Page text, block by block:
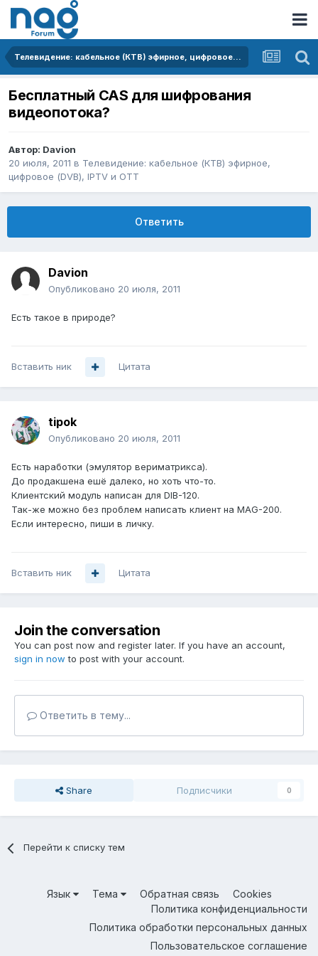
Телевидение: кабельное (КТВ) эфирное, цифровое (DVB), IPTV и OTT
Бесплатный CAS для шифрования
видеопотока?
Автор: Davion
20 июля, 2011 в Телевидение: кабельное (КТВ) эфирное,
цифровое (DVB), IPTV и OTT
Ответить
Davion
Опубликовано 20 июля, 2011
Есть такое в природе?
Вставить ник Цитата
tipok
Опубликовано 20 июля, 2011
Есть наработки (эмулятор вериматрикса).
До продакшена ешё далеко, но хоть что-то.
Клиентский модуль написан для DIB-120.
Так-же можно без проблем написать клиент на MAG-200.
Если интересно, пиши в личку.
Вставить ник Цитата
Join the conversation
You can post now and register later. If you have an account,
sign in now to post with your account.
Ответить в тему...
Share Подписчики 0
Перейти к списку тем
Язык Тема Обратная связь
Cookies
Политика конфиденциальности
Политика обработки персональных данных
Пользовательское соглашение